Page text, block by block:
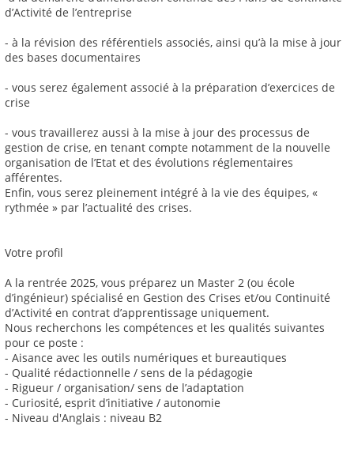
d’Activité de l’entreprise
- à la révision des référentiels associés, ainsi qu’à la mise à jour
des bases documentaires
- vous serez également associé à la préparation d’exercices de
crise
- vous travaillerez aussi à la mise à jour des processus de
gestion de crise, en tenant compte notamment de la nouvelle
organisation de l’Etat et des évolutions réglementaires
afférentes.
Enfin, vous serez pleinement intégré à la vie des équipes, «
rythmée » par l’actualité des crises.
Votre profil
A la rentrée 2025, vous préparez un Master 2 (ou école
d’ingénieur) spécialisé en Gestion des Crises et/ou Continuité
d’Activité en contrat d’apprentissage uniquement.
Nous recherchons les compétences et les qualités suivantes
pour ce poste :
- Aisance avec les outils numériques et bureautiques
- Qualité rédactionnelle / sens de la pédagogie
- Rigueur / organisation/ sens de l’adaptation
- Curiosité, esprit d’initiative / autonomie
- Niveau d'Anglais : niveau B2